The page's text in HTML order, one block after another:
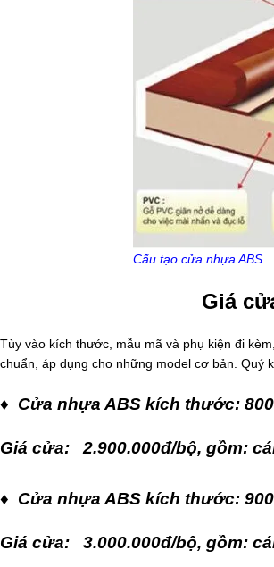
Cấu tạo cửa nhựa ABS
Giá
Tùy vào kích thước, mẫu mã và phụ kiện đi
chuẩn, áp dụng cho những model cơ bản. Quý
♦ Cửa nhựa ABS kích thước:
Giá cửa: 2.900.000đ/bộ, gồm:
♦ Cửa nhựa ABS kích thước:
Giá cửa: 3.000.000đ/bộ, gồm: